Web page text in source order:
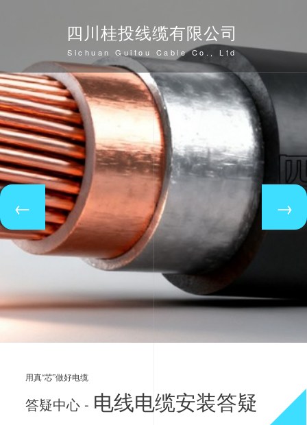
四川桂投线缆有限公司
Sichuan Guitou Cable Co., Ltd
用真“芯”做好电缆
答疑中心 - 电线电缆安装答疑